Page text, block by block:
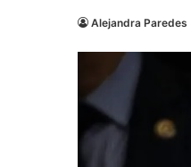
Alejandra Paredes